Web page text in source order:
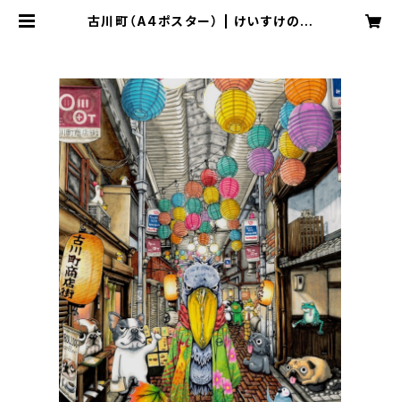
古川町（A4ポスター） | けいすけのイ